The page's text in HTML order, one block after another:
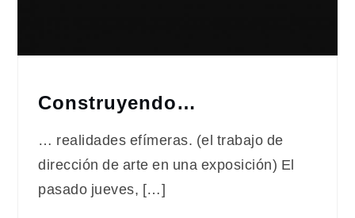
Construyendo…
… realidades efímeras. (el trabajo de
dirección de arte en una exposición) El
pasado jueves, […]